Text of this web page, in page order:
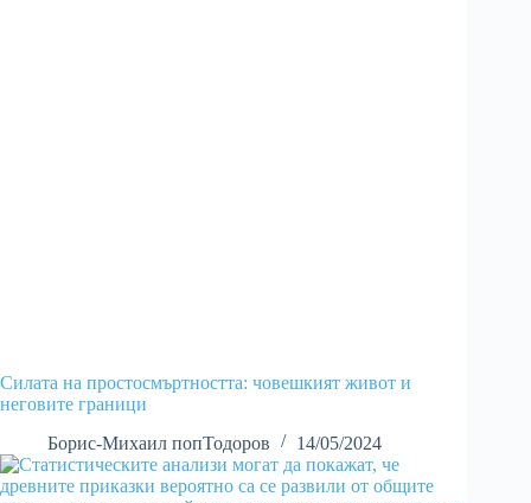
Силата на простосмъртността: човешкият живот и
неговите граници
Борис-Михаил попТодоров
14/05/2024